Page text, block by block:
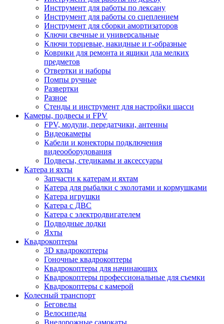
Инструмент для работы по лексану
Инструмент для работы со сцеплением
Инструмент для сборки амортизаторов
Ключи свечные и универсальные
Ключи торцевые, накидные и г-образные
Коврики для ремонта и ящики дла мелких
предметов
Отвертки и наборы
Помпы ручные
Развертки
Разное
Стенды и инструмент для настройки шасси
Камеры, подвесы и FPV
FPV, модули, передатчики, антенны
Видеокамеры
Кабели и конекторы подключения
видеооборудования
Подвесы, стедикамы и аксессуары
Катера и яхты
Запчасти к катерам и яхтам
Катера для рыбалки с эхолотами и кормушками
Катера игрушки
Катера с ДВС
Катера с электродвигателем
Подводные лодки
Яхты
Квадрокоптеры
3D квадрокоптеры
Гоночные квадрокоптеры
Квадрокоптеры для начинающих
Квадрокоптеры профессиональные для съемки
Квадрокоптеры с камерой
Колесный транспорт
Беговелы
Велосипеды
Внедорожные самокаты